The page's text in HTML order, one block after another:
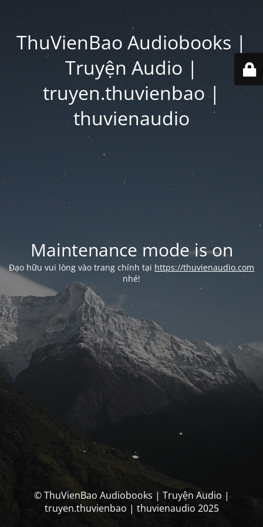
ThuVienBao Audiobooks |
Truyện Audio |
truyen.thuvienbao |
thuvienaudio
Maintenance mode is on
Đạo hữu vui lòng vào trang chính tại https://thuvienaudio.com
nhé!
© ThuVienBao Audiobooks | Truyện Audio |
truyen.thuvienbao | thuvienaudio 2025